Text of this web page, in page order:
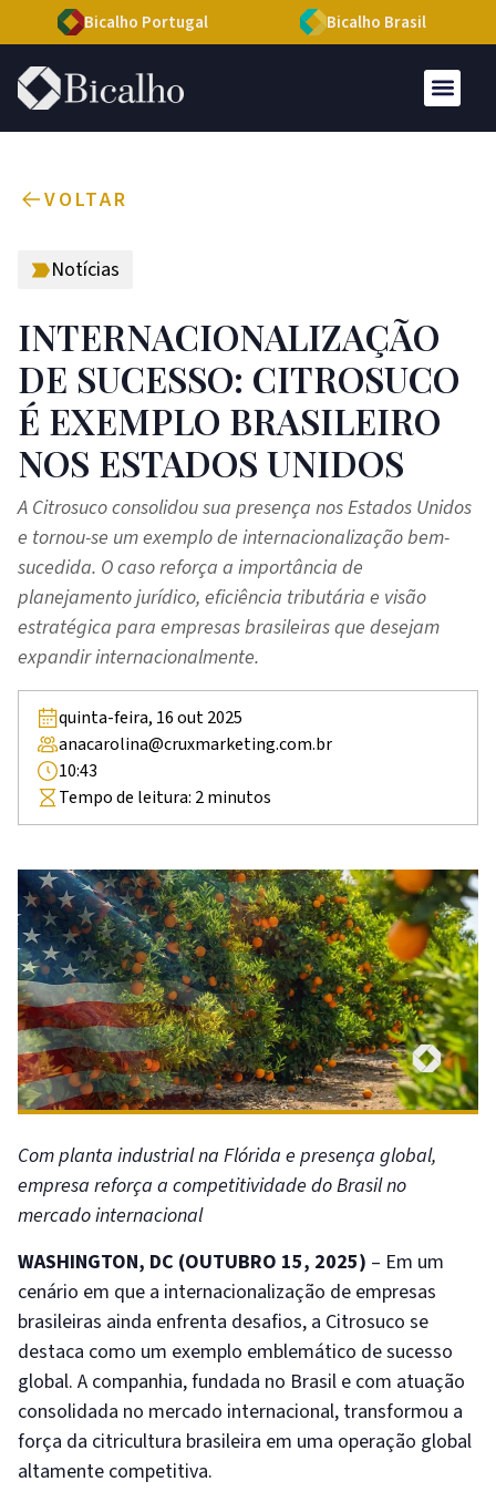
Bicalho Portugal Bicalho Brasil
VOLTAR
Notícias
INTERNACIONALIZAÇÃO
DE SUCESSO: CITROSUCO
É EXEMPLO BRASILEIRO
NOS ESTADOS UNIDOS
A Citrosuco consolidou sua presença nos Estados Unidos
e tornou-se um exemplo de internacionalização bem-
sucedida. O caso reforça a importância de
planejamento jurídico, eficiência tributária e visão
estratégica para empresas brasileiras que desejam
expandir internacionalmente.
quinta-feira, 16 out 2025
anacarolina@cruxmarketing.com.br
10:43
Tempo de leitura: 2minutos
Com planta industrial na Flórida e presença global,
empresa reforça a competitividade do Brasil no
mercado internacional
WASHINGTON, DC (OUTUBRO 15, 2025) – Em um
cenário em que a internacionalização de empresas
brasileiras ainda enfrenta desafios, a Citrosuco se
destaca como um exemplo emblemático de sucesso
global. A companhia, fundada no Brasil e com atuação
consolidada no mercado internacional, transformou a
força da citricultura brasileira em uma operação global
altamente competitiva.